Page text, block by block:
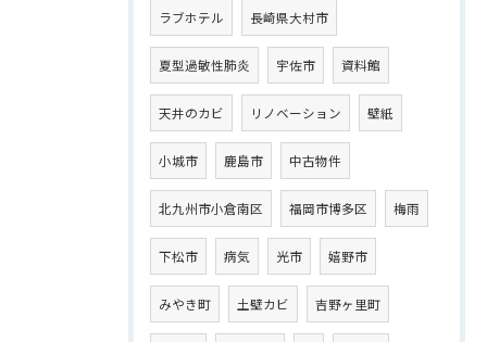
ラブホテル 長崎県大村市
夏型過敏性肺炎 宇佐市 資料館
天井のカビ リノベーション 壁紙
小城市 鹿島市 中古物件
北九州市小倉南区 福岡市博多区 梅雨
下松市 病気 光市 嬉野市
みやき町 土壁カビ 吉野ヶ里町